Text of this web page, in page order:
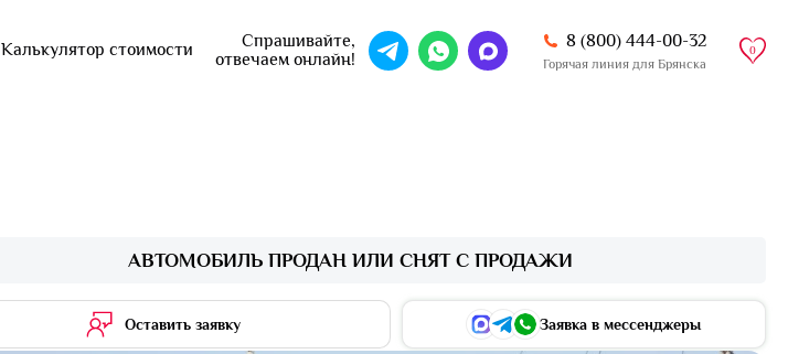
Калькулятор стоимости
Спрашивайте,
отвечаем онлайн!
8 (800) 444-00-32
Горячая линия для Брянска
0
АВТОМОБИЛЬ ПРОДАН ИЛИ СНЯТ С ПРОДАЖИ
Оставить заявку Заявка в мессенджеры